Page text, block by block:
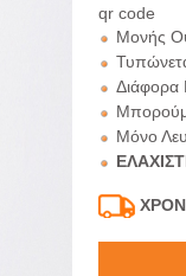
qr code
Μονής
Διάφορα
Μόνο